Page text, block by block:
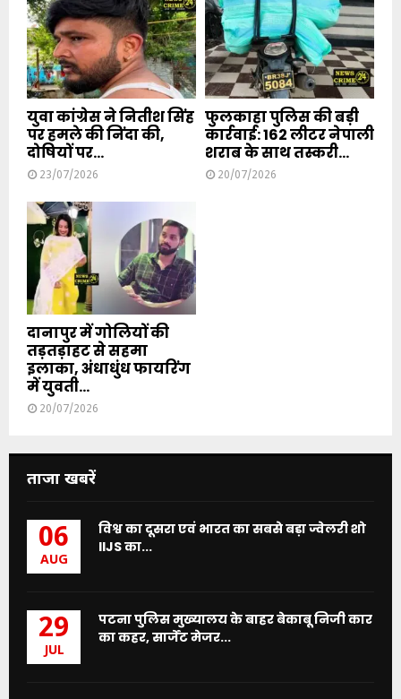
युवा कांग्रेस ने नितीश सिंह
पर हमले की निंदा की,
दोषियों पर...
23/07/2026
फुलकाहा पुलिस की बड़ी
कार्रवाई: 162 लीटर नेपाली
शराब के साथ तस्करी...
20/07/2026
दानापुर में गोलियों की
तड़तड़ाहट से सहमा
इलाका, अंधाधुंध फायरिंग
में युवती...
20/07/2026
ताजा खबरें
06
AUG
विश्व का दूसरा एवं भारत का सबसे बड़ा ज्वेलरी शो
IIJS का...
29
JUL
पटना पुलिस मुख्यालय के बाहर बेकाबू निजी कार
का कहर, सार्जेंट मेजर...